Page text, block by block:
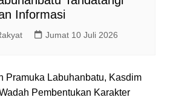
Informasi
Jumat 10 Juli 2026